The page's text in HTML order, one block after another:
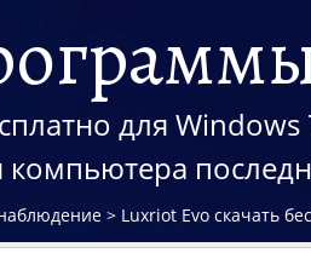
для Windows
компьютера
> Luxriot Evo скачать